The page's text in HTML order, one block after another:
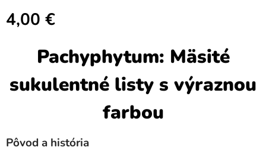
4,00 €
Pachyphytum: Mäsité
sukulentné listy s výraznou
farbou
Pôvod a história